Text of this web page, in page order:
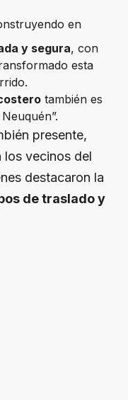
en
y segura, con
esta
también es
presente,
los vecinos del
destacaron la
de traslado y